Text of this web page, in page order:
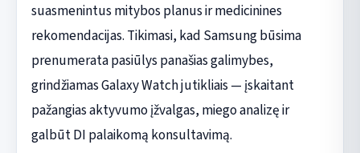
suasmenintus mitybos planus ir medicinines
rekomendacijas. Tikimasi, kad Samsung būsima
prenumerata pasiūlys panašias galimybes,
grindžiamas Galaxy Watch jutikliais — įskaitant
pažangias aktyvumo įžvalgas, miego analizę ir
galbūt DI palaikomą konsultavimą.